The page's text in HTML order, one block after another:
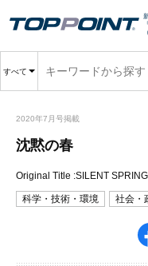
すべて
2020年7月号掲載
沈黙の春
Original Title :SILENT SPRING
科学・技術・環境 社会・